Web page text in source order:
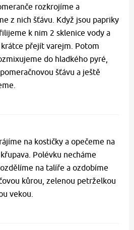
rozkrojíme a
z nich šťávu. Když jsou papriky
k nim 2 sklenice vody a
krátce přejít varejm. Potom
do hladkého pyré,
šťávu a ještě
na kostičky a opečeme na
Polévku necháme
na talíře a ozdobíme
kůrou, zelenou petrželkou
vekou.